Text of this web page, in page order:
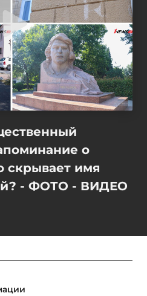
о
скрывает имя
- ФОТО - ВИДЕО